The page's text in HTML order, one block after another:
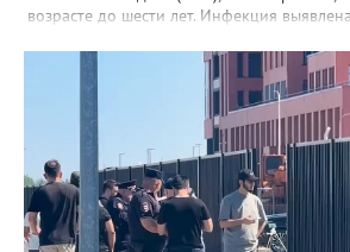
возрасте до шести лет. Инфекция
Нижневартовск, Мегион, Нягань,
Нижневартовский, Октябрьский,
Ханты-Мансийский районы. В
проявляется в виде высыпаний на
конечностях. На долю энтеровирусного
5,6% случаев. Лабораторные
циркуляцию нескольких типов вирусов
Специалисты напоминают о важности
личной гигиены и рекомендуют при